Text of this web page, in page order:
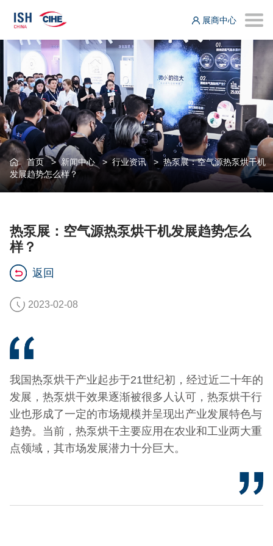
展商中心
首页>新闻中心>行业资讯> 热泵展：空气源热泵烘干机
发展趋势怎么样？
热泵展：空气源热泵烘干机发展趋势怎么
样？
返回
2023-02-08
我国热泵烘干产业起步于21世纪初，经过近二十年的
发展，热泵烘干效果逐渐被很多人认可，热泵烘干行
业也形成了一定的市场规模并呈现出产业发展特色与
趋势。当前，热泵烘干主要应用在农业和工业两大重
点领域，其市场发展潜力十分巨大。